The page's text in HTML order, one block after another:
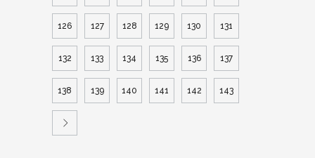
126 127 128 129 130 131
132 133 134 135 136 137
138 139 140 141 142 143